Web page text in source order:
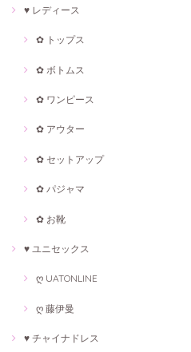
♥ レディース
✿ トップス
✿ ボトムス
✿ ワンピース
✿ アウター
✿ セットアップ
✿ パジャマ
✿ お靴
♥ ユニセックス
ღ UATONLINE
ღ 藤伊曼
♥ チャイナドレス